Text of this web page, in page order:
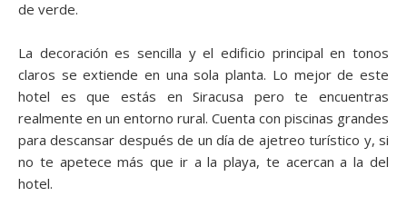
de verde.
La decoración es sencilla y el edificio principal en tonos
claros se extiende en una sola planta. Lo mejor de este
hotel es que estás en Siracusa pero te encuentras
realmente en un entorno rural. Cuenta con piscinas grandes
para descansar después de un día de ajetreo turístico y, si
no te apetece más que ir a la playa, te acercan a la del
hotel.